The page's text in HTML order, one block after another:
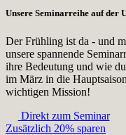
Unsere Seminarreihe auf der
Der Frühling ist da - und
unsere spannende
ihre Bedeutung und wie
im März in die
wichtigen Mission!
Direkt zum Seminar
Zusätzlich 20% sparen